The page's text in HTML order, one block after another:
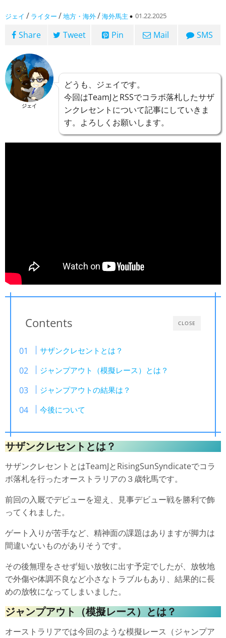
ジェイ / ライター /地方・海外/海外馬主 01.22.2025
Share Tweet Pin Mail SMS
ジェイ
どうも、ジェイです。
今回はTeamJとRSSでコラボ落札したサザ
ンクレセントについて記事にしていきま
す。よろしくお願いします。
CLOSE
Contents
サザンクレセントとは？
ジャンプアウト（模擬レース）とは？
ジャンプアウトの結果は？
今後について
サザンクレセントとは？
サザンクレセントとはTeamJとRisingSunSyndicateでコラ
ボ落札を行ったオーストラリアの３歳牝馬です。
前回の入厩でデビューを迎え、見事デビュー戦を勝利で飾
ってくれました。
ゲート入りが苦手など、精神面の課題はありますが脚力は
間違いないものがありそうです。
その後無理をさせず短い放牧に出す予定でしたが、放牧地
で外傷や体調不良など小さなトラブルもあり、結果的に長
めの放牧になってしまいました。
ジャンプアウト（模擬レース）とは？
オーストラリアでは今回のような模擬レース（ジャンプア